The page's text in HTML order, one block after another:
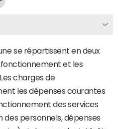
se répartissent en deux
et les
charges de
les dépenses courantes
des services
personnels, dépenses